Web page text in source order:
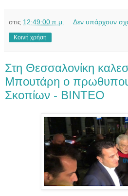
στις 12:49:00 π.μ. Δεν υπάρχουν
Κοινή χρήση
Στη Θεσσαλονίκη
Μπουτάρη ο
Σκοπίων - ΒΙΝΤΕΟ